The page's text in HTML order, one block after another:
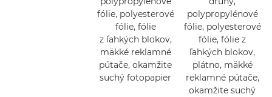
fólie, polyesterové
fólie, fólie
z ľahkých blokov,
mäkké reklamné
pútače, okamžite
suchý fotopapier
polypropylénové
fólie, polyesterové
fólie, fólie z
ľahkých blokov,
plátno, mäkké
reklamné pútače,
okamžite suchý